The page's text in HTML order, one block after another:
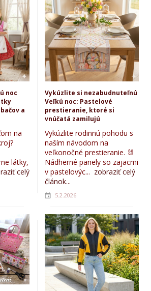
noc
a
na
látky,
celý
Vykúzlite si nezabudnuteľnú
Veľkú noc: Pastelové
prestieranie, ktoré si
vnúčatá zamilujú
Vykúzlite rodinnú pohodu s
naším návodom na
veľkonočné prestieranie. 🐰
Nádherné panely so zajacmi
v pastelovýc... zobraziť celý
článok...
5.2.2026